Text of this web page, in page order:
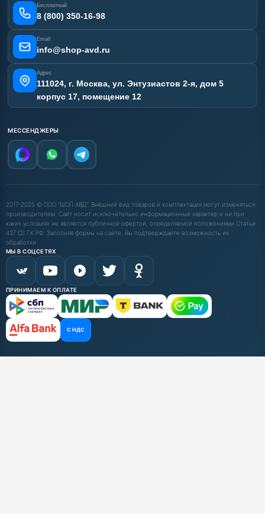
Наши работы
Карта сайта
Бесплатный
8 (800) 350-16-98
Email
info@shop-avd.ru
Адрес
111024, г. Москва, ул. Энтузиастов 2-я, дом 5
корпус 17, помещение 12
МЕССЕНДЖЕРЫ
2017-2025 © ООО "ШОП АВД". Внешний вид товаров и комплектация могут изменяться
производителем. Сайт носит исключительно информационный характер и ни при
каких условиях не является публичной офертой, определяемой положениями Статьи
437 (2) ГК РФ. Заполняя формы на сайте, Вы подтверждаете возможность их
обработки.
МЫ В СОЦСЕТЯХ
ПРИНИМАЕМ К ОПЛАТЕ
С НДС